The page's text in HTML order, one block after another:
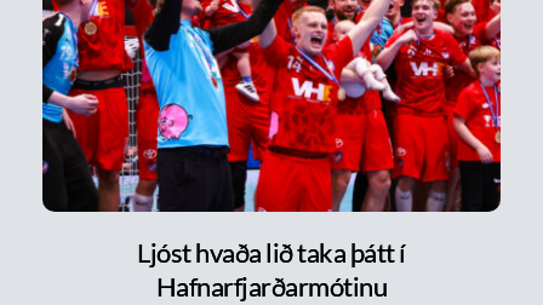
Ljóst hvaða lið taka þátt í
Hafnarfjarðarmótinu